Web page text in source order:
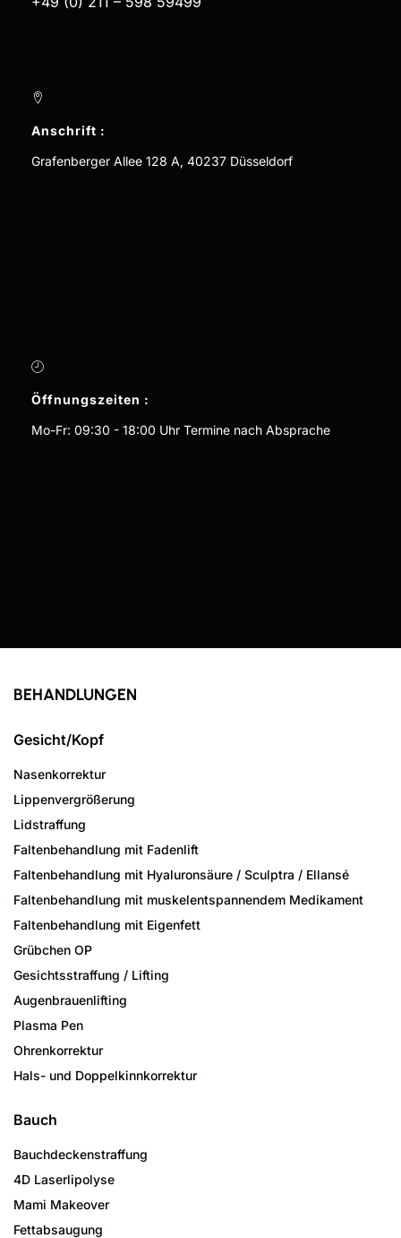
Anschrift :
Grafenberger Allee 128 A, 40237 Düsseldorf
Öffnungszeiten :
Mo-Fr: 09:30 - 18:00 Uhr Termine nach Absprache
BEHANDLUNGEN
Gesicht/Kopf
Nasenkorrektur
Lippenvergrößerung
Lidstraffung
Faltenbehandlung mit Fadenlift
Faltenbehandlung mit Hyaluronsäure / Sculptra / Ellansé
Faltenbehandlung mit muskelentspannendem Medikament
Faltenbehandlung mit Eigenfett
Grübchen OP
Gesichtsstraffung / Lifting
Augenbrauenlifting
Plasma Pen
Ohrenkorrektur
Hals- und Doppelkinnkorrektur
Bauch
Bauchdeckenstraffung
4D Laserlipolyse
Mami Makeover
Fettabsaugung